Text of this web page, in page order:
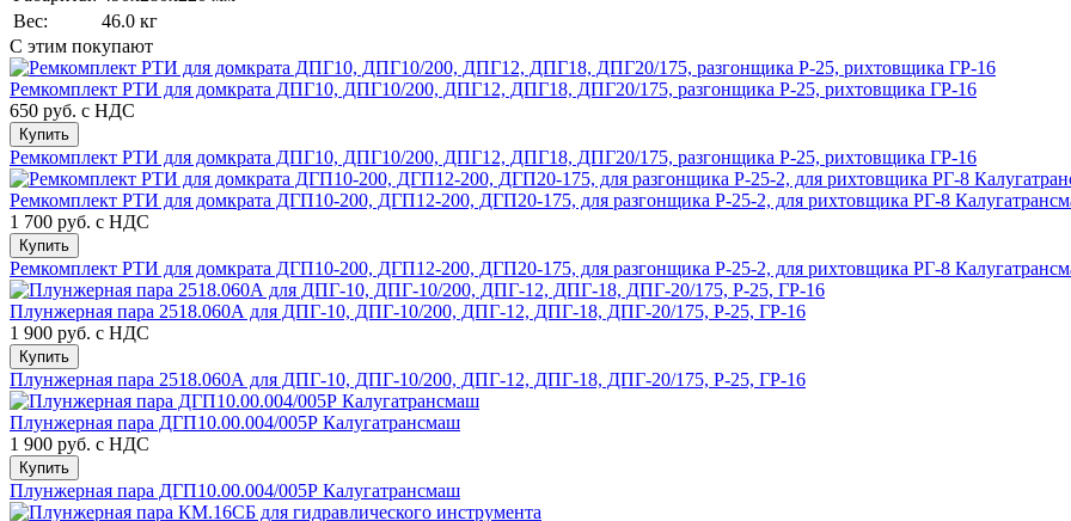
Вес:
46.0 кг
С этим покупают
Ремкомплект РТИ для домкрата ДПГ10, ДПГ10/200, ДПГ12, ДПГ18, ДПГ20/175, разгонщика Р-25, рихтовщика ГР-16
650 руб. с НДС
Купить
Ремкомплект РТИ для домкрата ДПГ10, ДПГ10/200, ДПГ12, ДПГ18, ДПГ20/175, разгонщика Р-25, рихтовщика ГР-16
Ремкомплект РТИ для домкрата ДГП10-200, ДГП12-200, ДГП20-175, для разгонщика Р-25-2, для рихтовщика РГ-8
1 700 руб. с НДС
Купить
Ремкомплект РТИ для домкрата ДГП10-200, ДГП12-200, ДГП20-175, для разгонщика Р-25-2, для рихтовщика РГ-8
Плунжерная пара 2518.060А для ДПГ-10, ДПГ-10/200, ДПГ-12, ДПГ-18, ДПГ-20/175, Р-25, ГР-16
1 900 руб. с НДС
Купить
Плунжерная пара 2518.060А для ДПГ-10, ДПГ-10/200, ДПГ-12, ДПГ-18, ДПГ-20/175, Р-25, ГР-16
Плунжерная пара ДГП10.00.004/005Р Калугатрансмаш
1 900 руб. с НДС
Купить
Плунжерная пара ДГП10.00.004/005Р Калугатрансмаш